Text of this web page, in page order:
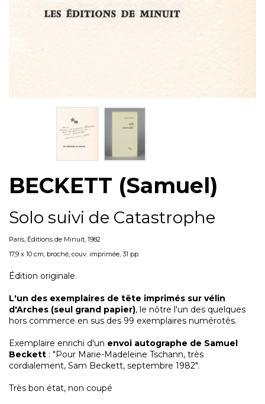
BECKETT (Samuel)
Solo suivi de Catastrophe
Paris, Éditions de Minuit, 1982
17,9 x 10 cm, broché, couv. imprimée, 31 pp.
Édition originale.
L'un des exemplaires de tête imprimés sur vélin
d'Arches (seul grand papier), le nôtre l'un des quelques
hors commerce en sus des 99 exemplaires numérotés.
Exemplaire enrichi d'un envoi autographe de Samuel
Beckett : "Pour Marie-Madeleine Tschann, très
cordialement, Sam Beckett, septembre 1982".
Très bon état, non coupé